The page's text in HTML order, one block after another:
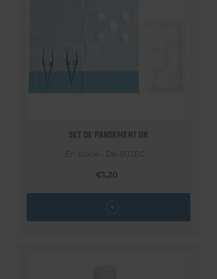
SET DE PANSEMENT DK
En stock - DK-803EC
€1,20